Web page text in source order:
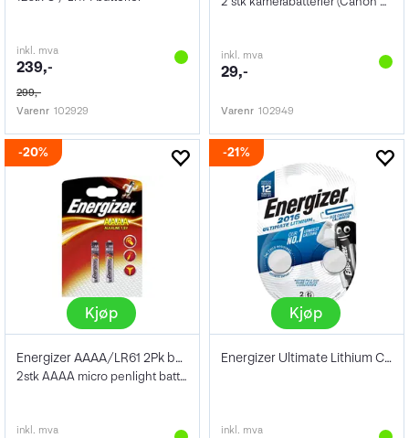
inkl. mva
239,-
299,-
Varenr 102929
inkl. mva
29,-
Varenr 102949
20%
Kjøp
Energizer AAAA/LR61 2Pk batterier
2stk AAAA micro penlight batterier
inkl. mva
21%
Kjøp
Energizer Ultimate Lithium CR2016 2pk
inkl. mva